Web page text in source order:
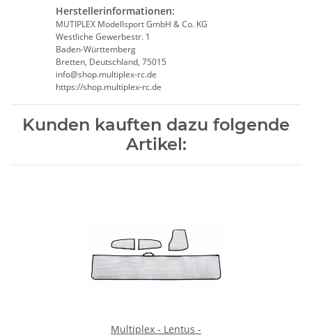
Herstellerinformationen:
MUTIPLEX Modellsport GmbH & Co. KG
Westliche Gewerbestr. 1
Baden-Württemberg
Bretten, Deutschland, 75015
info@shop.multiplex-rc.de
https://shop.multiplex-rc.de
Kunden kauften dazu folgende
Artikel:
Multiplex - Lentus -